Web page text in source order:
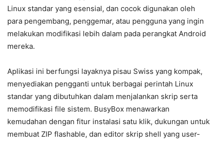
Linux standar yang esensial, dan cocok digunakan oleh
para pengembang, penggemar, atau pengguna yang ingin
melakukan modifikasi lebih dalam pada perangkat Android
mereka.
Aplikasi ini berfungsi layaknya pisau Swiss yang kompak,
menyediakan pengganti untuk berbagai perintah Linux
standar yang dibutuhkan dalam menjalankan skrip serta
memodifikasi file sistem. BusyBox menawarkan
kemudahan dengan fitur instalasi satu klik, dukungan untuk
membuat ZIP flashable, dan editor skrip shell yang user-